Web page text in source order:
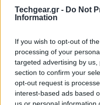
Techgear.gr - Do Not
Information
If you wish to opt-out of
processing of your
targeted advertising by
section to confirm your
opt-out request is
interest-based ads based
us or personal information